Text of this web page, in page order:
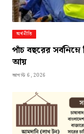
অর্থনীতি
পাঁচ বছরের
আয়
আগস্ট 6, 2026